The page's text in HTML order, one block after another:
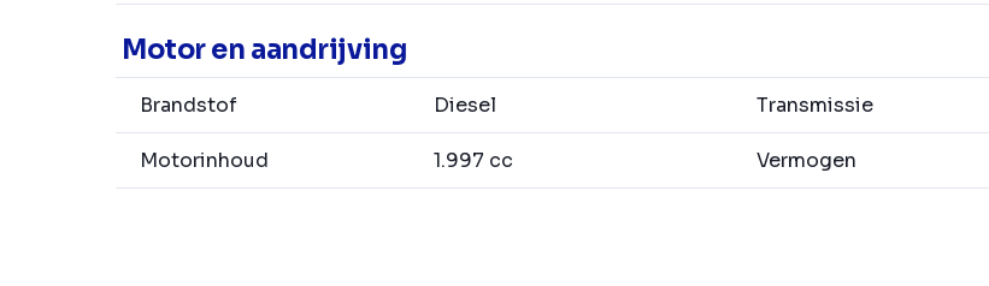
Motor en aandrijving
Brandstof Diesel Transmissie
Motorinhoud 1.997 cc Vermogen